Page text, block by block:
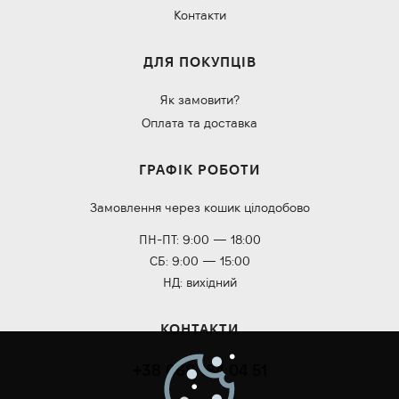
Контакти
ДЛЯ ПОКУПЦІВ
Як замовити?
Оплата та доставка
ГРАФІК РОБОТИ
Замовлення через кошик цілодобово
ПН-ПТ: 9:00 — 18:00
СБ: 9:00 — 15:00
НД: вихідний
КОНТАКТИ
+38 068 184 04 51